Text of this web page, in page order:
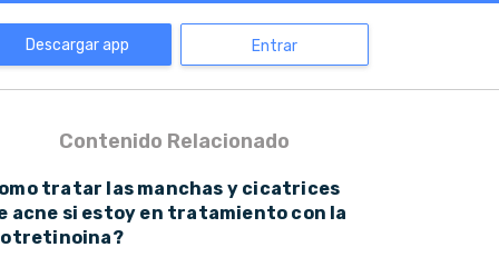
Descargar app Entrar
Contenido Relacionado
tratar las manchas y cicatrices
acne si estoy en tratamiento con la